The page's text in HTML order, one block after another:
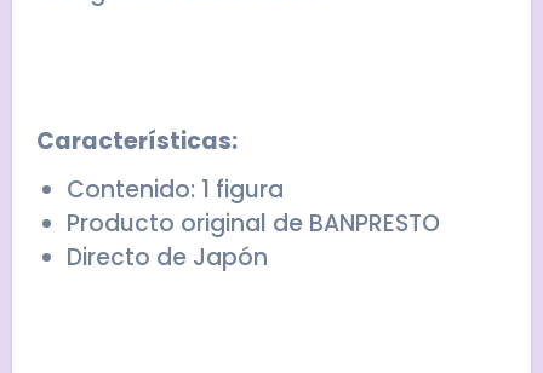
Características:
Contenido: 1 figura
Producto original de BANPRESTO
Directo de Japón